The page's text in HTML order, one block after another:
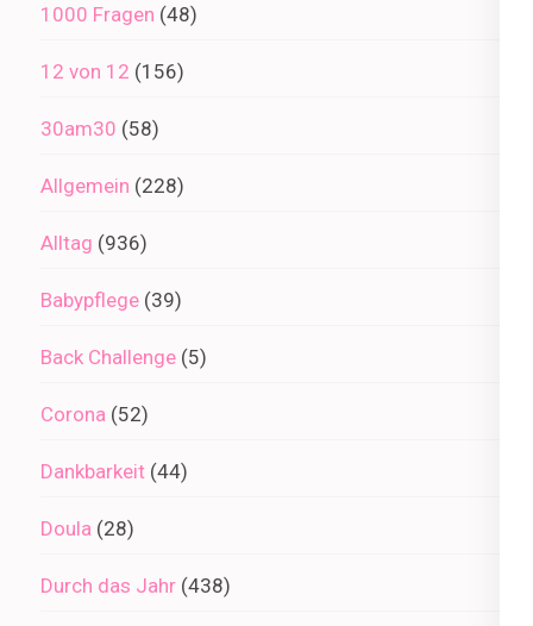
1000 Fragen (48)
12 von 12 (156)
30am30 (58)
Allgemein (228)
Alltag (936)
Babypflege (39)
Back Challenge (5)
Corona (52)
Dankbarkeit (44)
Doula (28)
Durch das Jahr (438)